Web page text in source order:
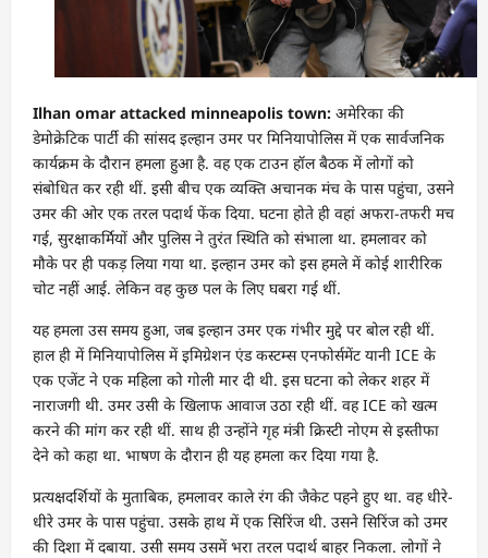
Ilhan omar attacked minneapolis town: अमेरिका की
डेमोक्रेटिक पार्टी की सांसद इल्हान उमर पर मिनियापोलिस में एक सार्वजनिक
कार्यक्रम के दौरान हमला हुआ है. वह एक टाउन हॉल बैठक में लोगों को
संबोधित कर रही थीं. इसी बीच एक व्यक्ति अचानक मंच के पास पहुंचा, उसने
उमर की ओर एक तरल पदार्थ फेंक दिया. घटना होते ही वहां अफरा-तफरी मच
गई, सुरक्षाकर्मियों और पुलिस ने तुरंत स्थिति को संभाला था. हमलावर को
मौके पर ही पकड़ लिया गया था. इल्हान उमर को इस हमले में कोई शारीरिक
चोट नहीं आई. लेकिन वह कुछ पल के लिए घबरा गई थीं.
यह हमला उस समय हुआ, जब इल्हान उमर एक गंभीर मुद्दे पर बोल रही थीं.
हाल ही में मिनियापोलिस में इमिग्रेशन एंड कस्टम्स एनफोर्समेंट यानी ICE के
एक एजेंट ने एक महिला को गोली मार दी थी. इस घटना को लेकर शहर में
नाराजगी थी. उमर उसी के खिलाफ आवाज उठा रही थीं. वह ICE को खत्म
करने की मांग कर रही थीं. साथ ही उन्होंने गृह मंत्री क्रिस्टी नोएम से इस्तीफा
देने को कहा था. भाषण के दौरान ही यह हमला कर दिया गया है.
प्रत्यक्षदर्शियों के मुताबिक, हमलावर काले रंग की जैकेट पहने हुए था. वह धीरे-
धीरे उमर के पास पहुंचा. उसके हाथ में एक सिरिंज थी. उसने सिरिंज को उमर
की दिशा में दबाया. उसी समय उसमें भरा तरल पदार्थ बाहर निकला. लोगों ने